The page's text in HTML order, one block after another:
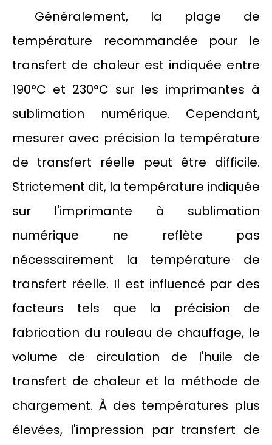
Généralement, la plage de
température recommandée pour le
transfert de chaleur est indiquée entre
190°C et 230°C sur les imprimantes à
sublimation numérique. Cependant,
mesurer avec précision la température
de transfert réelle peut être difficile.
Strictement dit, la température indiquée
sur l'imprimante à sublimation
numérique ne reflète pas
nécessairement la température de
transfert réelle. Il est influencé par des
facteurs tels que la précision de
fabrication du rouleau de chauffage, le
volume de circulation de l'huile de
transfert de chaleur et la méthode de
chargement. À des températures plus
élevées, l'impression par transfert de